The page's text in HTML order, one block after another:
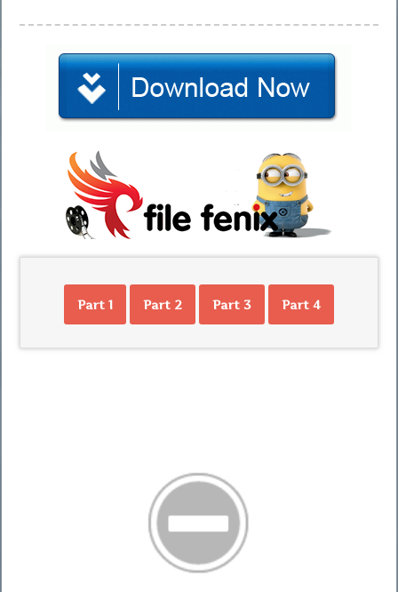
Part 1 Part 2 Part 3 Part 4